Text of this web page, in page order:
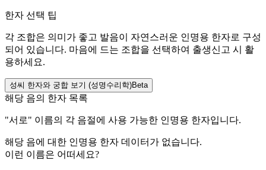
한자 선택 팁
각 조합은 의미가 좋고 발음이 자연스러운 인명용 한자로 구성
되어 있습니다. 마음에 드는 조합을 선택하여 출생신고 시 활
용하세요.
성씨 한자와 궁합 보기 (성명수리학)Beta
해당 음의 한자 목록
"서로" 이름의 각 음절에 사용 가능한 인명용 한자입니다.
해당 음에 대한 인명용 한자 데이터가 없습니다.
이런 이름은 어떠세요?